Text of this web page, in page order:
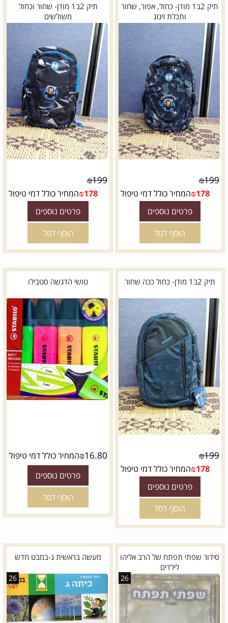
תיק 2ב1 מודן- כחול, אפור, שחור
ותכלת זיגזג
₪199
₪178 המחיר כולל דמי טיפול
פרטים נוספים
הוסף לסל
תיק 2ב1 מודן- שחור וכחול
משולשים
₪199
₪178 המחיר כולל דמי טיפול
פרטים נוספים
הוסף לסל
תיק 2ב1 מודן- כחול ככה שחור
₪199
₪178 המחיר כולל דמי טיפול
פרטים נוספים
הוסף לסל
טושי הדגשה סטבילו
₪16.80 המחיר כולל דמי טיפול
פרטים נוספים
הוסף לסל
סידור שפתי תפתח של הרב אליהו
לילדים
26
מעשה בראשית ג-במבט חדש
26